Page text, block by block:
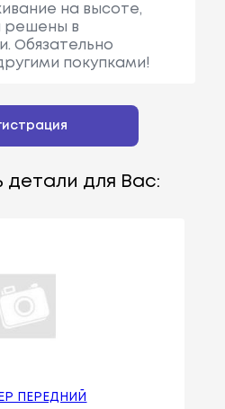
на высоте,
решены в
Обязательно
покупками!
детали для Вас:
ПЕРЕДНИЙ